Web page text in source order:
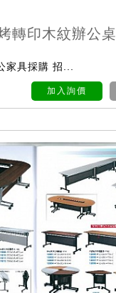
轉印木紋辦公桌
家具採購 招...
加入詢價